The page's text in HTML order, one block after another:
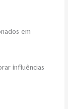
em
influências